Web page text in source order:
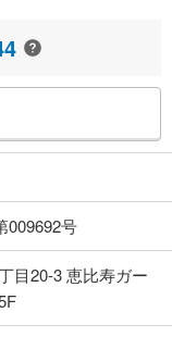
009692号
目20-3 恵比寿ガー